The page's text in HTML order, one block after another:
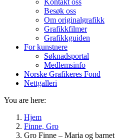
Kontakt oss
Besøk oss
Om originalgrafikk
Grafikkfilmer
Grafikkguiden
For kunstnere
Søknadsportal
Medlemsinfo
Norske Grafikeres Fond
Nettgalleri
You are here:
Hjem
Finne, Gro
Gro Finne – Maria og barnet